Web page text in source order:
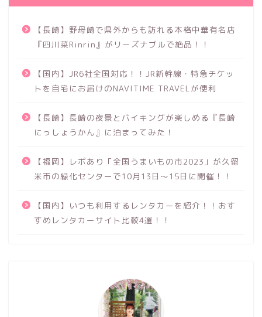
【長崎】野母崎で県外からも訪れる本格中華有名店
『四川菜Rinrin』がリーズナブルで絶品！！
【国内】JR6社全国対応！！JR新幹線・特急チケッ
トを自宅にお届けのNAVITIME TRAVELが便利
【長崎】長崎の夜景とバイキングが楽しめる『長崎
にっしょうかん』に泊まってみた！
【福岡】レポあり「全国うまいもの市2023」が久留
米市の緑化センターで10月13日～15日に開催！！
【国内】いつも利用するレンタカーを紹介！！おす
すめレンタカーサイト比較4選！！